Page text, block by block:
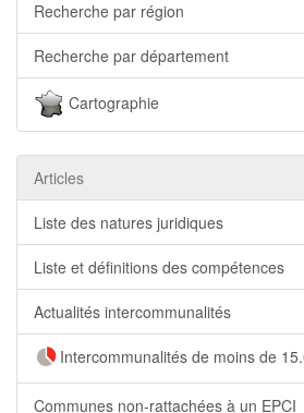
Recherche par région
Recherche par département
Cartographie
Articles
Liste des natures juridiques
Liste et définitions des compétences
Actualités intercommunalités
Intercommunalités de moins de
Communes non-rattachées à un EPCI